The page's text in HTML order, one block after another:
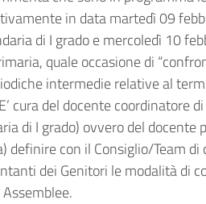
in data martedì 09
di I grado e mercoledì 10
quale occasione di
intermedie relative al
cura del docente coordinatore
di I grado) ovvero del docente
definire con il Consiglio/Team di
dei Genitori le modalità di